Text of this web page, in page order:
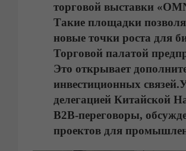
торговой выставки
Такие площадки
новые точки роста для
Торговой палатой
Это открывает
инвестиционных связей.
делегацией Китайской
B2B-переговоры,
проектов для